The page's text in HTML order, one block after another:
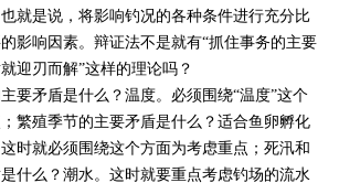
就是说，将影响钓况的各种条件进行充分比
影响因素。辩证法不是就有“抓住事务的主要
迎刃而解”这样的理论吗？
要矛盾是什么？温度。必须围绕“温度”这个
繁殖季节的主要矛盾是什么？适合鱼卵孵化
时就必须围绕这个方面为考虑重点；死汛和
什么？潮水。这时就要重点考虑钓场的流水